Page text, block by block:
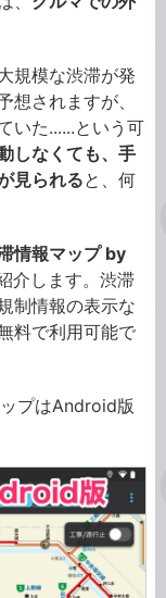
規模な渋滞が発
想されますが、
いた......という可
しなくても、手
見られると、何
情報マップ by
介します。渋滞
制情報の表示な
料で利用可能で
プはAndroid版